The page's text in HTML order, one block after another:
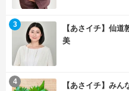
【あさイチ】仙
美
3
【あさイチ】み
4